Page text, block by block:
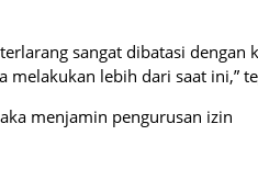
sangat dibatasi dengan
lebih dari saat ini,”
menjamin pengurusan izin